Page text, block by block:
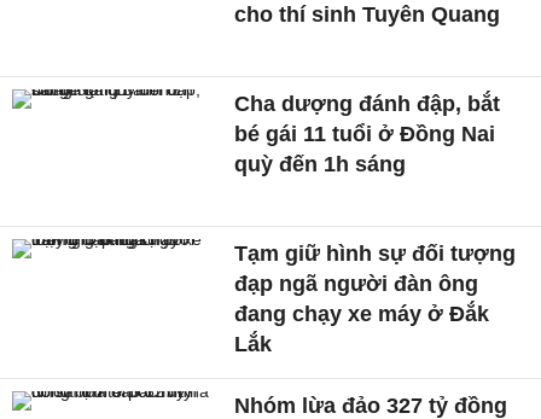
cho thí sinh Tuyên Quang
Cha dượng đánh đập, bắt
bé gái 11 tuổi ở Đồng Nai
quỳ đến 1h sáng
Tạm giữ hình sự đối tượng
đạp ngã người đàn ông
đang chạy xe máy ở Đắk
Lắk
Nhóm lừa đảo 327 tỷ đồng